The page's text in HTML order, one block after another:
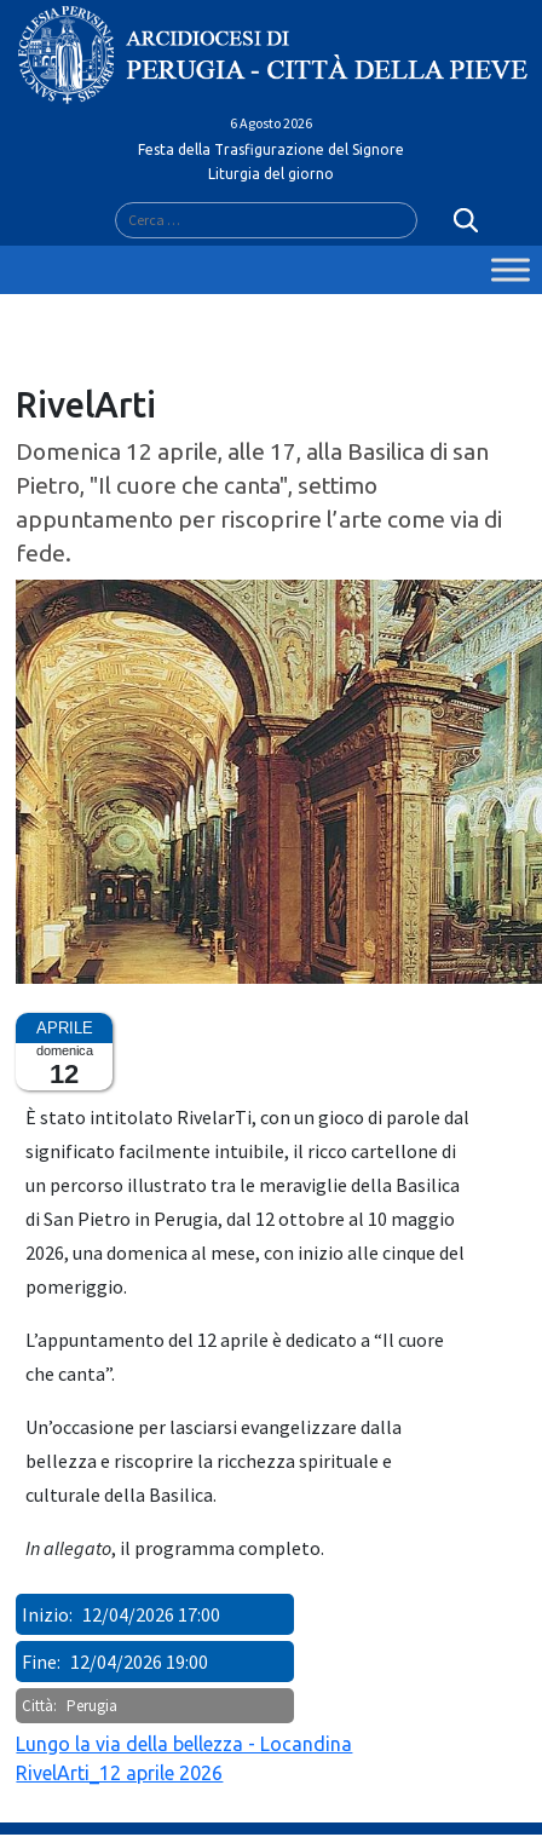
Skip
content
6 Agosto 2026
Festa della Trasfigurazione del Signore
Liturgia del giorno
Ricerca
per:
RivelArti
Domenica 12 aprile, alle 17, alla Basilica di san
Pietro, "Il cuore che canta", settimo
appuntamento per riscoprire l’arte come via di
fede.
domenica
12
È stato intitolato RivelarTi, con un gioco di parole dal
significato facilmente intuibile, il ricco cartellone di
un percorso illustrato tra le meraviglie della Basilica
di San Pietro in Perugia, dal 12 ottobre al 10 maggio
2026, una domenica al mese, con inizio alle cinque del
pomeriggio.
L’appuntamento del 12 aprile è dedicato a “Il cuore
che canta”.
Un’occasione per lasciarsi evangelizzare dalla
bellezza e riscoprire la ricchezza spirituale e
culturale della Basilica.
In allegato, il programma completo.
Inizio: 12/04/2026 17:00
Fine: 12/04/2026 19:00
Città: Perugia
Lungo la via della bellezza - Locandina
RivelArti_12 aprile 2026